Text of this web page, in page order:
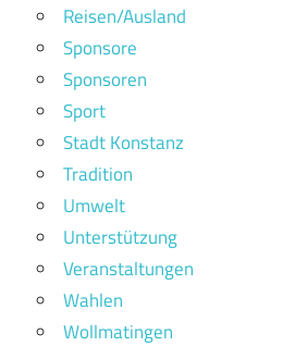
Reisen/Ausland
Sponsore
Sponsoren
Sport
Stadt Konstanz
Tradition
Umwelt
Unterstützung
Veranstaltungen
Wahlen
Wollmatingen